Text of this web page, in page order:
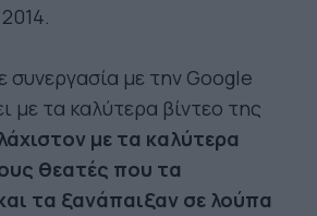
συνεργασία με την Google
με τα καλύτερα βίντεο της
με τα καλύτερα
θεατές που τα
τα ξανάπαιξαν σε λούπα